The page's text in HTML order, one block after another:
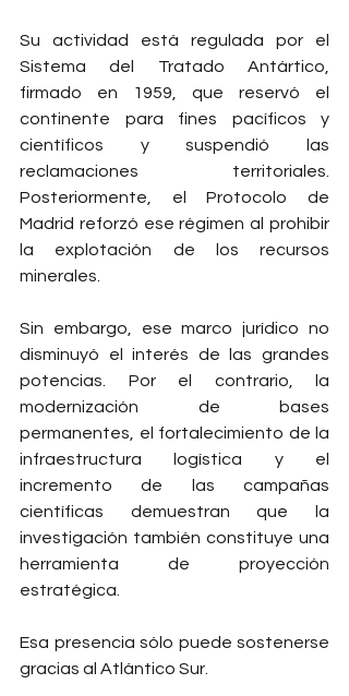
Su actividad está regulada por el
Sistema del Tratado Antártico,
firmado en 1959, que reservó el
continente para fines pacíficos y
científicos y suspendió las
reclamaciones territoriales.
Posteriormente, el Protocolo de
Madrid reforzó ese régimen al prohibir
la explotación de los recursos
minerales.
Sin embargo, ese marco jurídico no
disminuyó el interés de las grandes
potencias. Por el contrario, la
modernización de bases
permanentes, el fortalecimiento de la
infraestructura logística y el
incremento de las campañas
científicas demuestran que la
investigación también constituye una
herramienta de proyección
estratégica.
Esa presencia sólo puede sostenerse
gracias al Atlántico Sur.